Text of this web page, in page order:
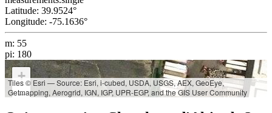
Latitude: 39.9524°
Longitude: -75.1636°
m: 55
pi: 180
+
−
Tiles © Esri — Source: Esri, i-cubed, USDA, USGS, AEX, GeoEye,
Getmapping, Aerogrid, IGN, IGP, UPR-EGP, and the GIS User Community